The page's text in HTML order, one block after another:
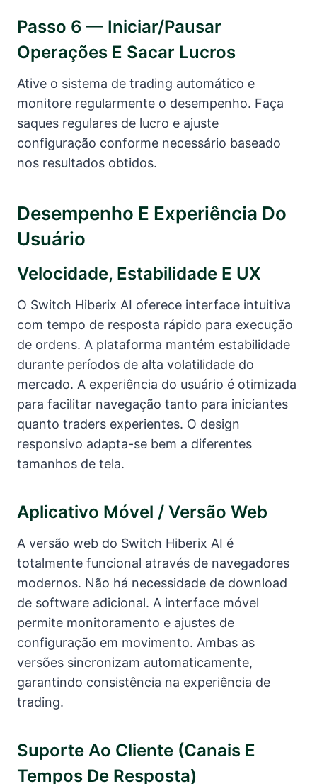
Passo 6 — Iniciar/pausar
Operações E Sacar Lucros
Ative o sistema de trading automático e
monitore regularmente o desempenho. Faça
saques regulares de lucro e ajuste
configuração conforme necessário baseado
nos resultados obtidos.
Desempenho E Experiência Do
Usuário
Velocidade, Estabilidade E UX
O Switch Hiberix AI oferece interface intuitiva
com tempo de resposta rápido para execução
de ordens. A plataforma mantém estabilidade
durante períodos de alta volatilidade do
mercado. A experiência do usuário é otimizada
para facilitar navegação tanto para iniciantes
quanto traders experientes. O design
responsivo adapta-se bem a diferentes
tamanhos de tela.
Aplicativo Móvel / Versão Web
A versão web do Switch Hiberix AI é
totalmente funcional através de navegadores
modernos. Não há necessidade de download
de software adicional. A interface móvel
permite monitoramento e ajustes de
configuração em movimento. Ambas as
versões sincronizam automaticamente,
garantindo consistência na experiência de
trading.
Suporte Ao Cliente (canais E
Tempos De Resposta)